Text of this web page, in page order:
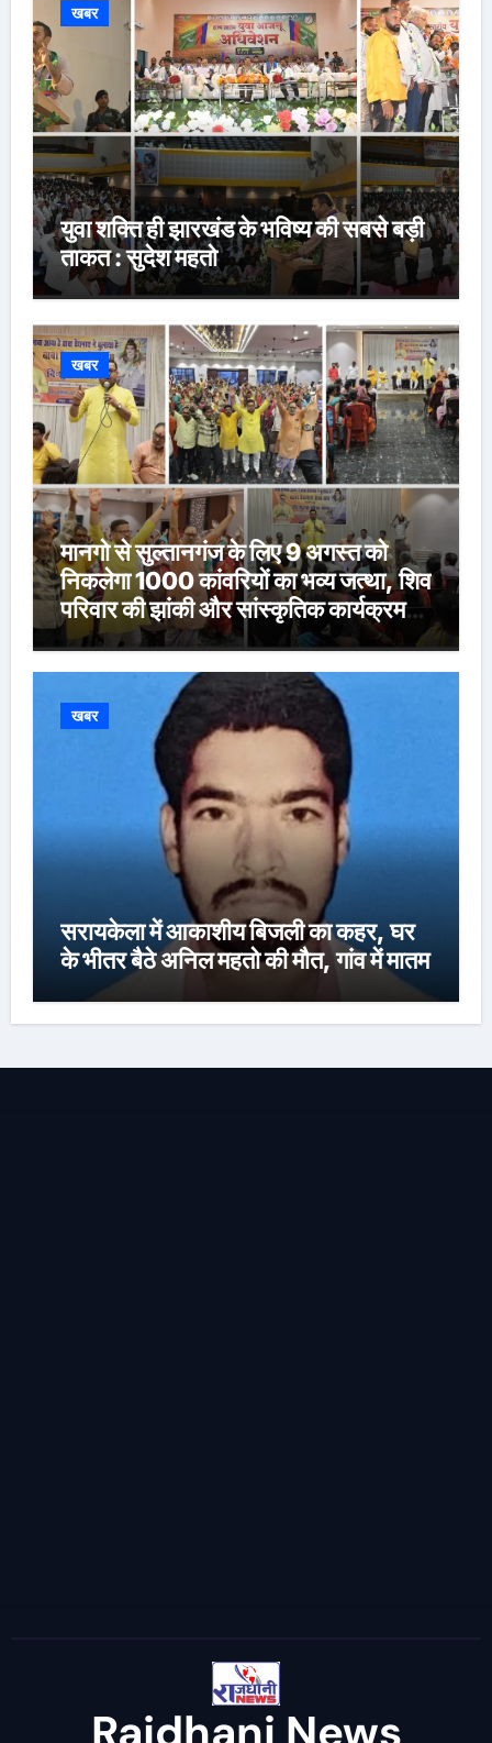
खबर
युवा शक्ति ही झारखंड के भविष्य की सबसे बड़ी
ताकत : सुदेश महतो
खबर
मानगो से सुल्तानगंज के लिए 9 अगस्त को
निकलेगा 1000 कांवरियों का भव्य जत्था, शिव
परिवार की झांकी और सांस्कृतिक कार्यक्रम
होंगे आकर्षण
खबर
सरायकेला में आकाशीय बिजली का कहर, घर
के भीतर बैठे अनिल महतो की मौत, गांव में मातम